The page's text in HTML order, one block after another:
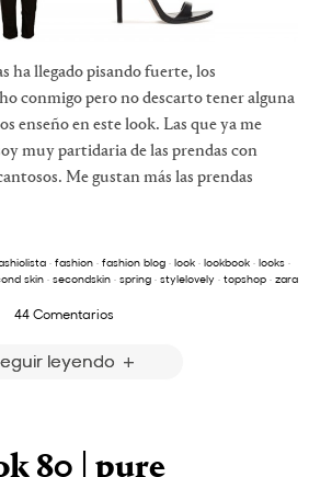
ha llegado pisando fuerte, los
conmigo pero no descarto tener alguna
enseño en este look. Las que ya me
muy partidaria de las prendas con
Me gustan más las prendas
· fashion· fashion blog· look· lookbook· looks·
skin· secondskin· spring· stylelovely· topshop· zara
44 Comentarios
leyendo
80 | pure